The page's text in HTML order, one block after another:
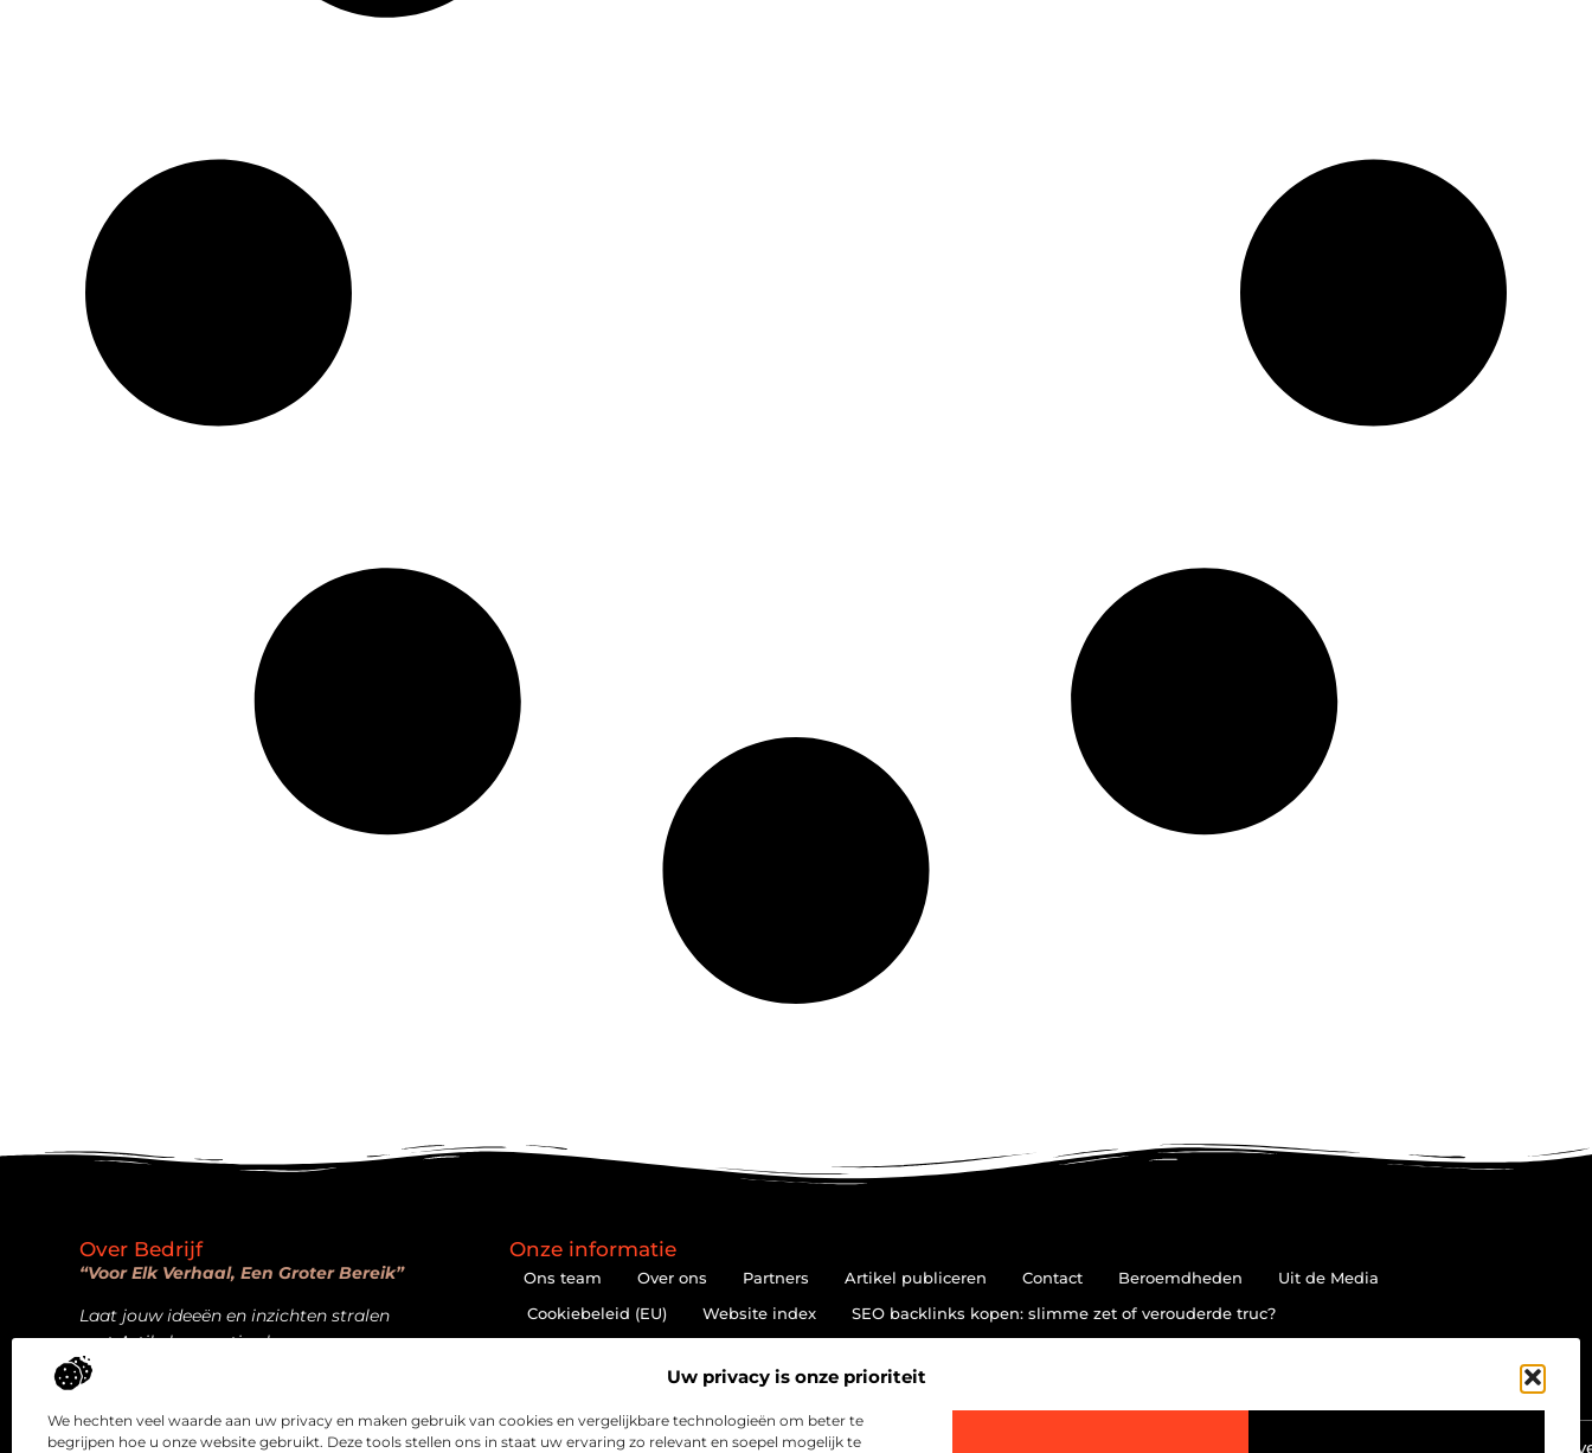
Uw privacy is onze prioriteit
We hechten veel waarde aan uw privacy en maken gebruik van cookies en vergelijkbare technologieën om beter te
begrijpen hoe u onze website gebruikt. Deze tools stellen ons in staat uw ervaring zo relevant en soepel mogelijk te
Ga Naar
Over Bedrijf
“Voor Elk Verhaal, Een Groter Bereik”
Laat jouw ideeën en inzichten stralen
met Artikelpromotie.nl.
Onze informatie
Ons team Over ons Partners Artikel publiceren Contact Beroemdheden
Uit de Media
Cookiebeleid (EU)
Website index
SEO backlinks kopen: slimme zet of verouderde truc?